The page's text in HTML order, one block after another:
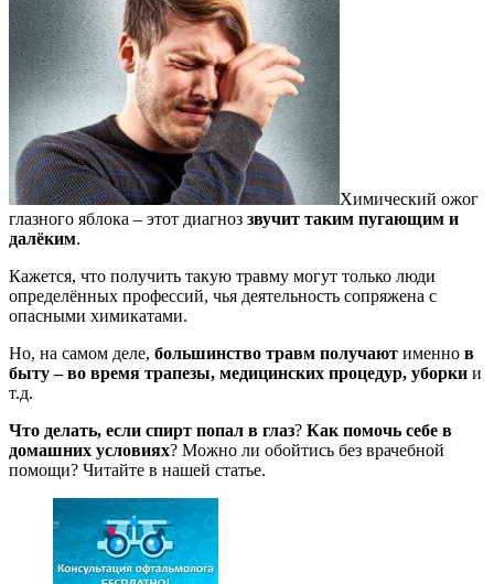
Химический ожог
глазного яблока – этот диагноз звучит таким пугающим и
далёким.
Кажется, что получить такую травму могут только люди
определённых профессий, чья деятельность сопряжена с
опасными химикатами.
Но, на самом деле, большинство травм получают именно в
быту – во время трапезы, медицинских процедур, уборки и
т.д.
Что делать, если спирт попал в глаз? Как помочь себе в
домашних условиях? Можно ли обойтись без врачебной
помощи? Читайте в нашей статье.